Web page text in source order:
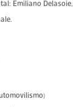
Emiliano